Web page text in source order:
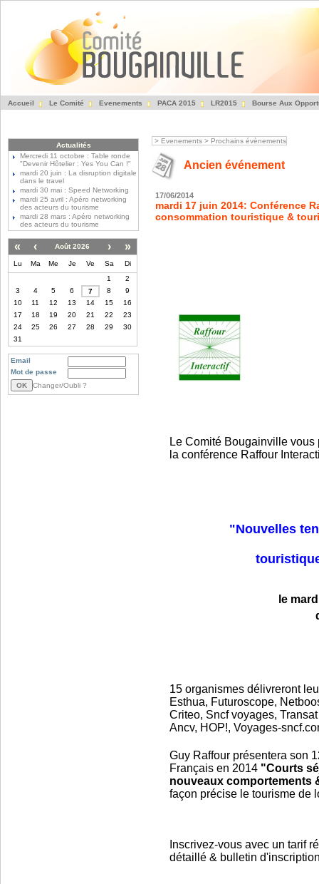
Accueil Le Comité Evenements PACA 2015 LR2015 Bourse Aux
Actualités
Mercredi 11 octobre : Table ronde
"Devenir Hôtelier : Yes You Can !"
mardi 20 juin : La disruption digitale
dans le travel
mardi 30 mai : Speed Networking
mardi 25 avril : Apéro networking
des acteurs du tourisme
mardi 28 mars : Apéro networking
des acteurs du tourisme
« ‹ Août 2026 › »
Lu Ma Me Je Ve Sa
Di
1
2
3
4 5 6 7 8
9
10
11 12 13 14 15
16
17
18 19 20 21 22
23
24
25 26 27 28 29
30
31
Email
Mot de passe
Changer/Oubli ?
> Evenements > Prochains évènements
Ancien événement
17/06/2014
mardi 17 juin 2014: Conférence
consommation touristique &
Le Comité Bougainville
la conférence Raffour
"Nouvelles
le
15 organismes délivreront
Esthua, Futuroscope,
Criteo, Sncf voyages,
Ancv, HOP!, Voyages-
Guy Raffour présentera son
Français en 2014 "Courts
nouveaux comportements
façon précise le tourisme de
Inscrivez-vous avec un tarif
détaillé & bulletin